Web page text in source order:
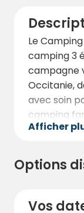
Le
camping 3
campagne
Occitanie,
avec soin
camping
camping
locatifs,
Afficher
Options
Vos